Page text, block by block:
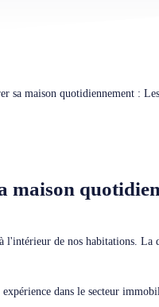
sa maison quotidiennement :
maison
l'intérieur de nos habitations.
dans le secteur